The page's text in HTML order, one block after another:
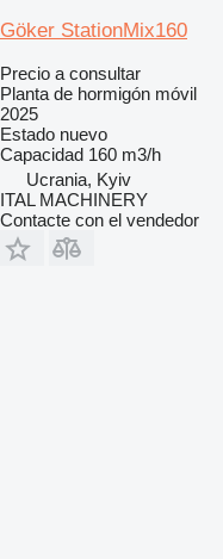
Göker StationMix160
Precio a consultar
Planta de hormigón móvil
2025
Estado nuevo
Capacidad 160 m3/h
Ucrania, Kyiv
ITAL MACHINERY
Contacte con el vendedor